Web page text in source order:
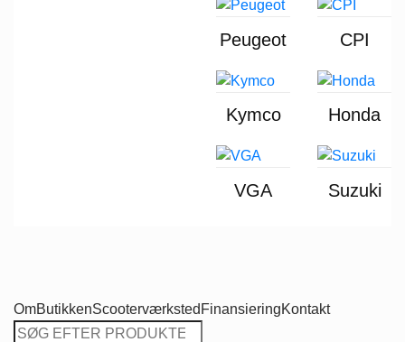
Peugeot CPI
Kymco Honda
VGA Suzuki
OmButikkenScooterværksted FinansieringKontakt
Søg